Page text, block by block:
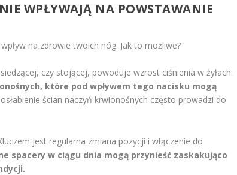
WPŁYWAJĄ NA POWSTAWANIE
na zdrowie twoich nóg. Jak to możliwe?
czy stojącej, powoduje wzrost ciśnienia w żyłach.
które pod wpływem tego nacisku mogą
ścian naczyń krwionośnych często prowadzi do
jest regularna zmiana pozycji i włączenie do
spacery w ciągu dnia mogą przynieść zaskakująco